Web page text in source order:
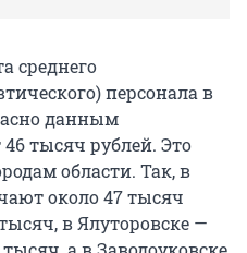
среднего
персонала в
данным
тысяч рублей. Это
области. Так, в
около 47 тысяч
в Ялуторовске —